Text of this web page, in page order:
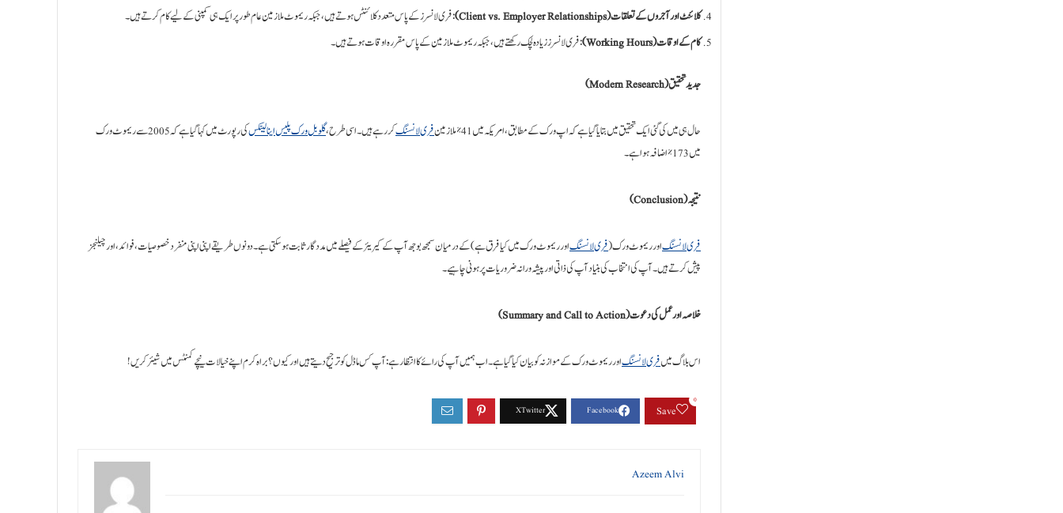
کلائنٹ اور آجروں کے تعلقات (Client vs. Employer Relationships)
: فری لانسرز کے پاس متعدد کلائنٹس ہوتے ہیں، جبکہ ریموٹ ملازمین عام طور پر ایک ہی کمپنی کے لیے کام کرتے ہیں۔
کام کے اوقات (Working Hours)
: فری لانسرز زیادہ لچک رکھتے ہیں، جبکہ ریموٹ ملازمین کے پاس مقررہ اوقات ہوتے ہیں۔
جدید تحقیق (Modern Research)
حال ہی میں کی گئی ایک تحقیق میں بتایا گیا ہے کہ اپ ورک کے مطابق، امریکہ میں 41% ملازمین فری لانسنگکر رہے ہیں۔ اسی طرح،گلوبل ورک پلیس اینالیٹکس
کی رپورٹ میں کہا گیا ہے کہ 2005 سے ریموٹ ورک
میں 173% اضافہ ہوا ہے۔
نتیجہ (Conclusion)
فری لانسنگاور ریموٹ ورک (فری لانسنگاور ریموٹ ورک میں کیا فرق ہے) کے درمیان سمجھ بوجھ آپ کے کیریئر کے فیصلے میں مددگار ثابت ہو سکتی ہے۔ دونوں طریقے اپنی اپنی منفرد خصوصیات، فوائد، اور چیلنجز
پیش کرتے ہیں۔ آپ کی انتخاب کی بنیاد آپ کی ذاتی اور پیشہ ورانہ ضروریات پر ہونی چاہیے۔
خلاصہ اور عمل کی دعوت (Summary and Call to Action)
اس بلاگ میںفری لانسنگاور ریموٹ ورک کے موازنہ کو بیان کیا گیا ہے۔ اب ہمیں آپ کی رائے کا انتظار ہے: آپ کس ماڈل کو ترجیح دیتے ہیں اور کیوں؟ براہ کرم اپنے خیالات نیچے کمنٹس میں شیئر کریں!
Save
0
Azeem Alvi